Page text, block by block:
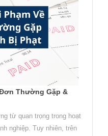
Thường Gặp &
từ quan trọng trong hoạt
nghiệp. Tuy nhiên, trên